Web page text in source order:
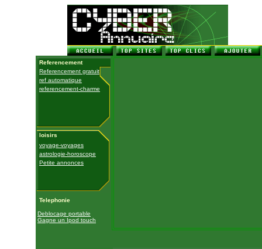
Referencement
Referencement gratuit
ref automatique
referencement-charme
loisirs
voyage-voyages
astrologie-horoscope
Petite annonces
Telephonie
Deblocage portable
Gagne un Ipod touch